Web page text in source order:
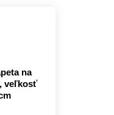
na
veľkosť